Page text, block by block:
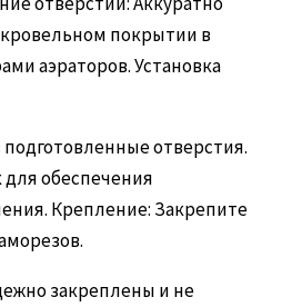
покрытии в
аэраторов. Установка
отверстия.
обеспечения
Крепление: Закрепите
закреплены и не